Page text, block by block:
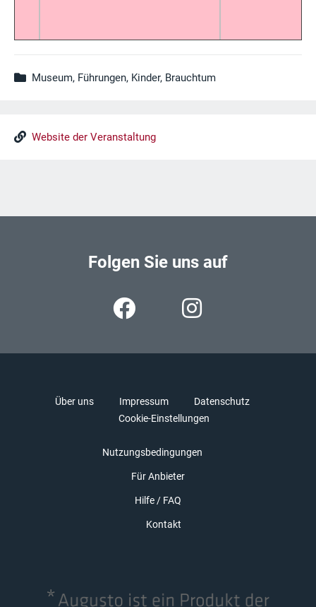
Museum, Führungen, Kinder, Brauchtum
Website der Veranstaltung
Folgen Sie uns auf
Über uns Impressum
Datenschutz
Cookie-Einstellungen
Nutzungsbedingungen
Für Anbieter
Hilfe / FAQ
Kontakt